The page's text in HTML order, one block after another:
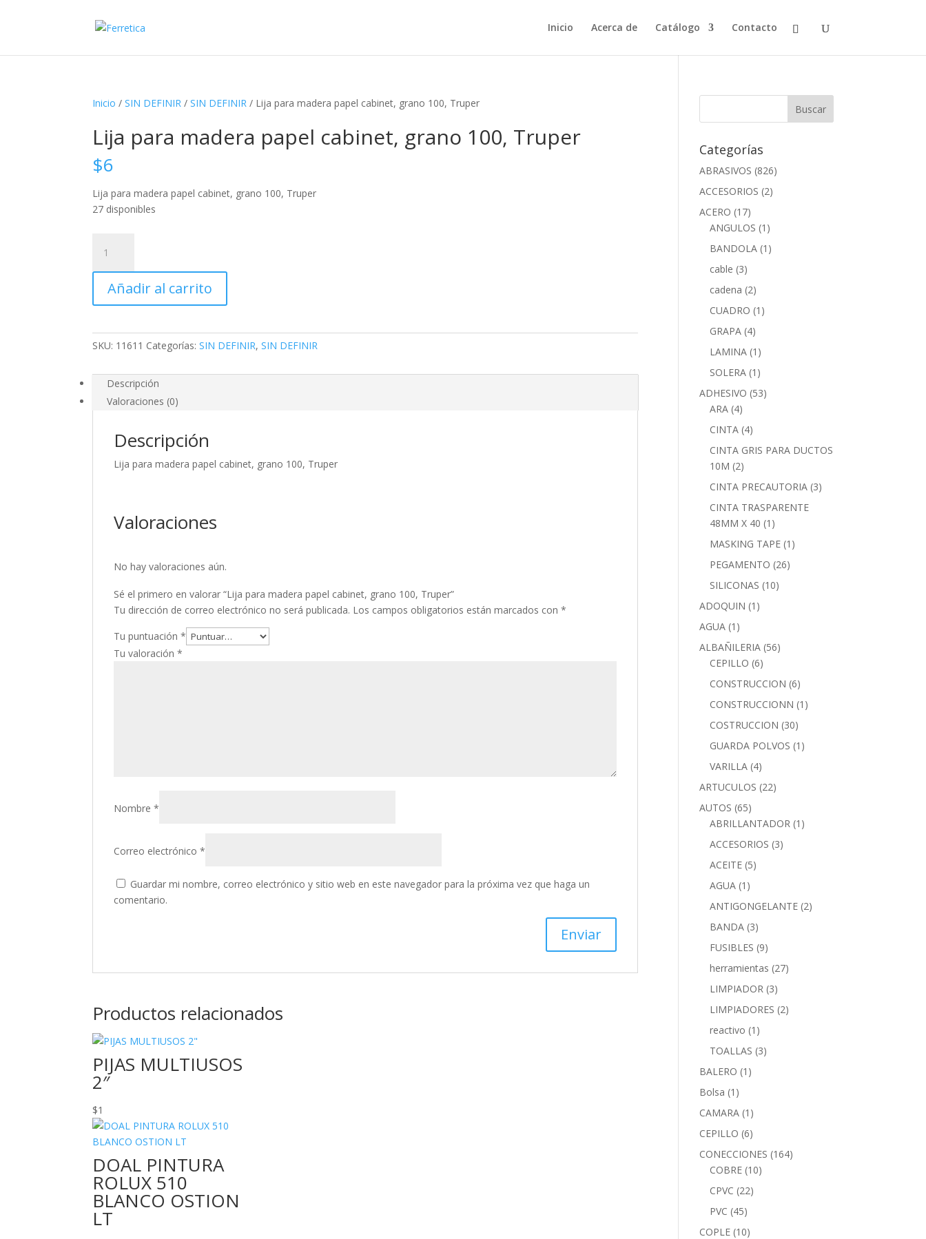
Inicio Acerca de Catálogo Contacto
Inicio /SIN DEFINIR /SIN DEFINIR / Lija para madera papel cabinet, grano 100, Truper
Lija para madera papel cabinet, grano 100, Truper
$6
Lija para madera papel cabinet, grano 100, Truper
27 disponibles
para
madera
papel
cabinet,
100,
Truper
Añadir al carrito
SKU: 11611 Categorías:SIN DEFINIR,SIN DEFINIR
Descripción
Valoraciones (0)
Descripción
Lija para madera papel cabinet, grano 100, Truper
Valoraciones
No hay valoraciones aún.
Sé el primero en valorar “Lija para madera papel cabinet, grano 100, Truper”
Tu dirección de correo electrónico no será publicada. Los campos obligatorios están marcados con*
Tu puntuación*
Tu valoración*
Nombre*
Correo electrónico*
Guardar mi nombre, correo electrónico y sitio web en este navegador para la próxima vez que haga un
comentario.
Productos relacionados
PIJAS MULTIUSOS
2″
$1
DOAL PINTURA
ROLUX 510
BLANCO OSTION
LT
Categorías
ABRASIVOS (826)
ACCESORIOS (2)
ACERO (17)
ANGULOS (1)
BANDOLA (1)
cable (3)
cadena (2)
CUADRO (1)
GRAPA (4)
LAMINA (1)
SOLERA (1)
ADHESIVO (53)
ARA (4)
CINTA (4)
CINTA GRIS PARA DUCTOS
10M (2)
CINTA PRECAUTORIA (3)
CINTA TRASPARENTE
48MM X 40 (1)
MASKING TAPE (1)
PEGAMENTO (26)
SILICONAS (10)
ADOQUIN (1)
AGUA (1)
ALBAÑILERIA (56)
CEPILLO (6)
CONSTRUCCION (6)
CONSTRUCCIONN (1)
COSTRUCCION (30)
GUARDA POLVOS (1)
VARILLA (4)
ARTUCULOS (22)
AUTOS (65)
ABRILLANTADOR (1)
ACCESORIOS (3)
ACEITE (5)
AGUA (1)
ANTIGONGELANTE (2)
BANDA (3)
FUSIBLES (9)
herramientas (27)
LIMPIADOR (3)
LIMPIADORES (2)
reactivo (1)
TOALLAS (3)
BALERO (1)
Bolsa (1)
CAMARA (1)
CEPILLO (6)
CONECCIONES (164)
COBRE (10)
CPVC (22)
PVC (45)
COPLE (10)